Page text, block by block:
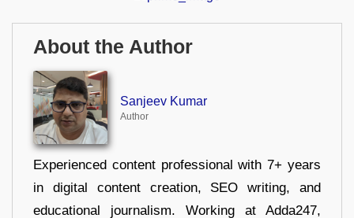
About the Author
Sanjeev Kumar
Author
Experienced content professional with 7+ years
in digital content creation, SEO writing, and
educational journalism. Working at Adda247,